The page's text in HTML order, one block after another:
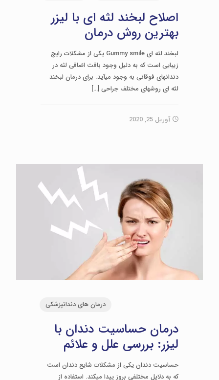
اصلاح لبخند لثه ای با لیزر
بهترین روش درمان
لبخند لثه­ ای Gummy smile یکی از مشکلات رایج
زیبایی است که به دلیل وجود بافت اضافی لثه در
دندان­های فوقانی به وجود می­آید. برای درمان لبخند
لثه ­ای روش­های مختلف جراحی[…]
آوریل 25, 2020
درمان های دندانپزشکی
درمان حساسیت دندان با
لیزر: بررسی علل و علائم
حساسیت دندان یکی از مشکلات شایع دندان است
که به دلایل مختلفی بروز پیدا می­کند. استفاده از